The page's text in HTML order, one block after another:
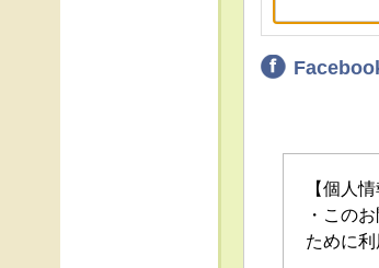
【個人
・この
ために利